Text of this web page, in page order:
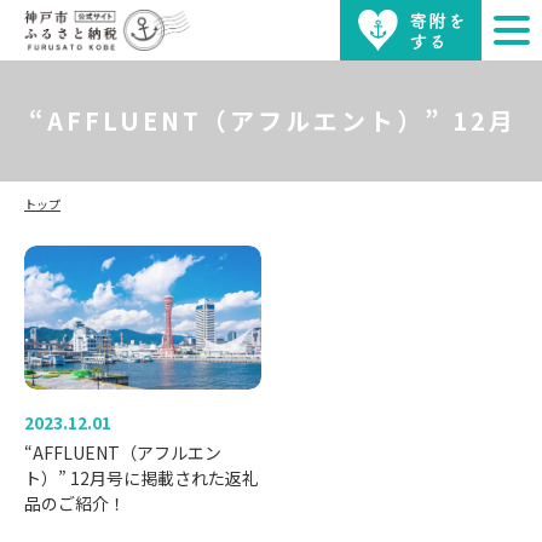
“AFFLUENT（アフルエント）” 12月
号に掲載された返礼品のご紹介！
トップ
2023.12.01
“AFFLUENT（アフルエン
ト）” 12月号に掲載された返礼
品のご紹介！